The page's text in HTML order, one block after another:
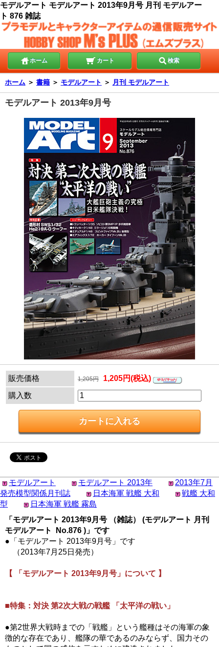
モデルアート モデルアート 2013年9月号 月刊 モデルアー
ト 876 雑誌
ホーム カート 検索
ホーム ＞ 書籍 ＞ モデルアート ＞ 月刊 モデルアート
モデルアート 2013年9月号
販売価格 1,205円 1,205円(税込)
購入数
モデルアート モデルアート 2013年
2013年7月
発売模型関係月刊誌
日本海軍 戦艦 大和
戦艦 大和
型
日本海軍 戦艦 霧島
「モデルアート 2013年9月号 （雑誌） (モデルアート 月刊
モデルアート No.876 )」です
●「モデルアート 2013年9月号」です
（2013年7月25日発売）
【 「モデルアート 2013年9月号」について 】
■特集：対決 第2次大戦の戦艦 「太平洋の戦い」
●第2世界大戦時までの「戦艦」という艦種はその海軍の象
徴的な存在であり、艦隊の華であるのみならず、国力その